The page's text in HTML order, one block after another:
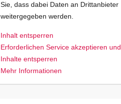
Sie, dass dabei Daten an Drittanbieter
weitergegeben werden.
Inhalt entsperren
Erforderlichen Service akzeptieren und
Inhalte entsperren
Mehr Informationen